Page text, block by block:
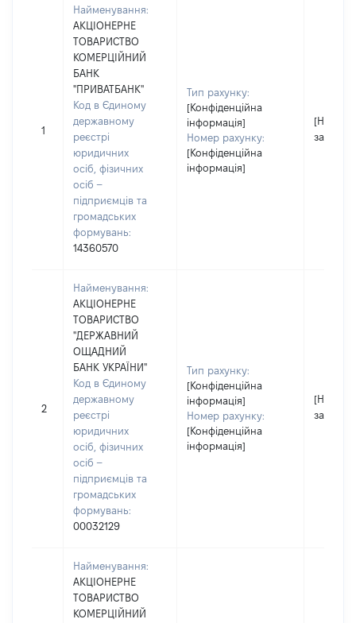
1
Найменування:
АКЦІОНЕРНЕ
ТОВАРИСТВО
КОМЕРЦІЙНИЙ
БАНК
"ПРИВАТБАНК"
Код в Єдиному
державному
реєстрі
юридичних
осіб, фізичних
осіб –
підприємців та
громадських
формувань:
14360570
Тип рахунку:
[Конфіденційна
інформація]
Номер рахунку:
[Конфіденційна
інформація]
[Не
2
Найменування:
АКЦІОНЕРНЕ
ТОВАРИСТВО
"ДЕРЖАВНИЙ
ОЩАДНИЙ
БАНК УКРАЇНИ"
Код в Єдиному
державному
реєстрі
юридичних
осіб, фізичних
осіб –
підприємців та
громадських
формувань:
00032129
Тип рахунку:
[Конфіденційна
інформація]
Номер рахунку:
[Конфіденційна
інформація]
[Не
Найменування:
АКЦІОНЕРНЕ
ТОВАРИСТВО
КОМЕРЦІЙНИЙ